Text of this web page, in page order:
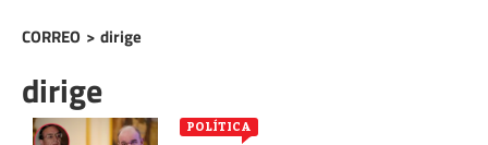
CORREO > dirige
dirige
POLÍTICA